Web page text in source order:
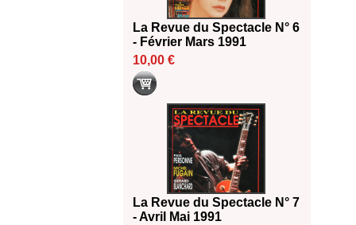
La Revue du Spectacle N° 6
- Février Mars 1991
10,00 €
La Revue du Spectacle N° 7
- Avril Mai 1991